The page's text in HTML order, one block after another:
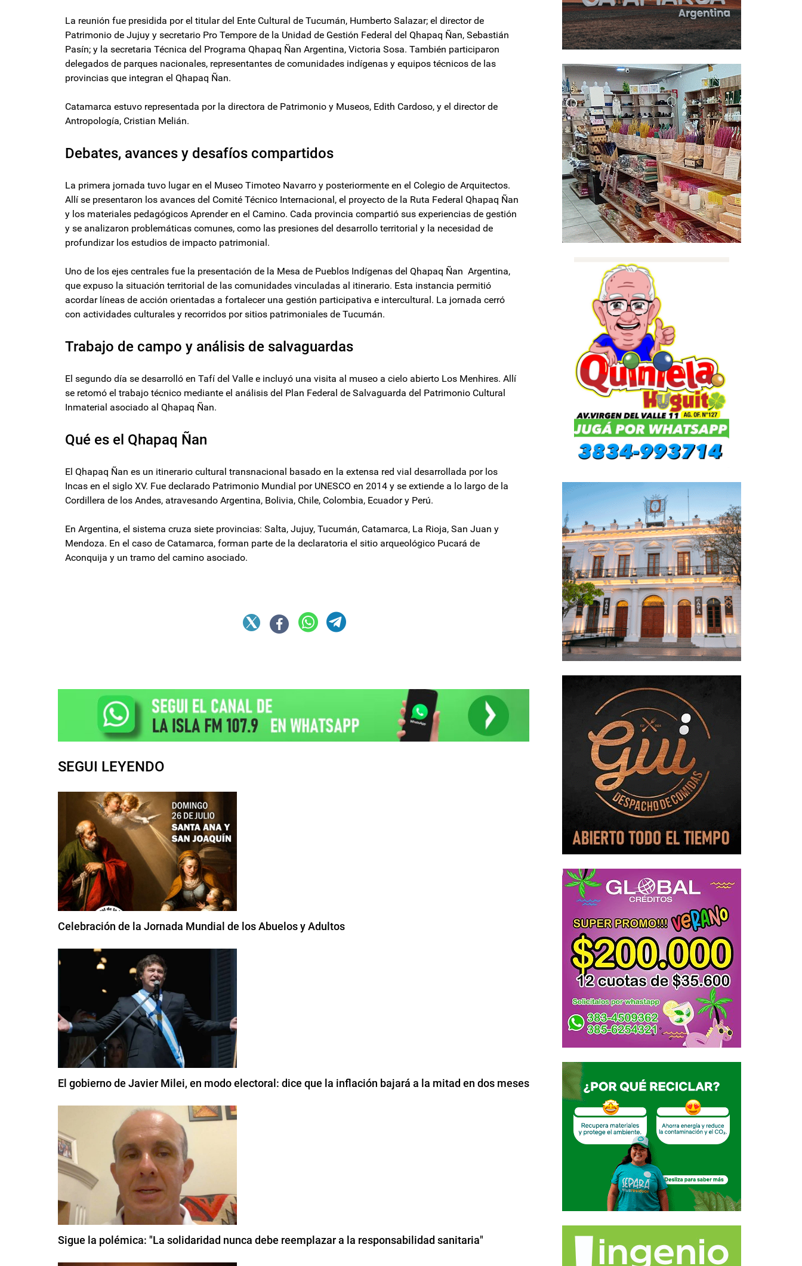
La reunión fue presidida por el titular del Ente Cultural de Tucumán, Humberto Salazar; el director de
Patrimonio de Jujuy y secretario Pro Tempore de la Unidad de Gestión Federal del Qhapaq Ñan, Sebastián
Pasín; y la secretaria Técnica del Programa Qhapaq Ñan Argentina, Victoria Sosa. También participaron
delegados de parques nacionales, representantes de comunidades indígenas y equipos técnicos de las
provincias que integran el Qhapaq Ñan.
Catamarca estuvo representada por la directora de Patrimonio y Museos, Edith Cardoso, y el director de
Antropología, Cristian Melián.
Debates, avances y desafíos compartidos
La primera jornada tuvo lugar en el Museo Timoteo Navarro y posteriormente en el Colegio de Arquitectos.
Allí se presentaron los avances del Comité Técnico Internacional, el proyecto de la Ruta Federal Qhapaq Ñan
y los materiales pedagógicos Aprender en el Camino. Cada provincia compartió sus experiencias de gestión
y se analizaron problemáticas comunes, como las presiones del desarrollo territorial y la necesidad de
profundizar los estudios de impacto patrimonial.
Uno de los ejes centrales fue la presentación de la Mesa de Pueblos Indígenas del Qhapaq Ñan Argentina,
que expuso la situación territorial de las comunidades vinculadas al itinerario. Esta instancia permitió
acordar líneas de acción orientadas a fortalecer una gestión participativa e intercultural. La jornada cerró
con actividades culturales y recorridos por sitios patrimoniales de Tucumán.
Trabajo de campo y análisis de salvaguardas
El segundo día se desarrolló en Tafí del Valle e incluyó una visita al museo a cielo abierto Los Menhires. Allí
se retomó el trabajo técnico mediante el análisis del Plan Federal de Salvaguarda del Patrimonio Cultural
Inmaterial asociado al Qhapaq Ñan.
Qué es el Qhapaq Ñan
El Qhapaq Ñan es un itinerario cultural transnacional basado en la extensa red vial desarrollada por los
Incas en el siglo XV. Fue declarado Patrimonio Mundial por UNESCO en 2014 y se extiende a lo largo de la
Cordillera de los Andes, atravesando Argentina, Bolivia, Chile, Colombia, Ecuador y Perú.
En Argentina, el sistema cruza siete provincias: Salta, Jujuy, Tucumán, Catamarca, La Rioja, San Juan y
Mendoza. En el caso de Catamarca, forman parte de la declaratoria el sitio arqueológico Pucará de
Aconquija y un tramo del camino asociado.
SEGUI LEYENDO
Celebración de la Jornada Mundial de los Abuelos y Adultos
El gobierno de Javier Milei, en modo electoral: dice que la inflación bajará a la mitad en dos meses
Sigue la polémica: "La solidaridad nunca debe reemplazar a la responsabilidad sanitaria"